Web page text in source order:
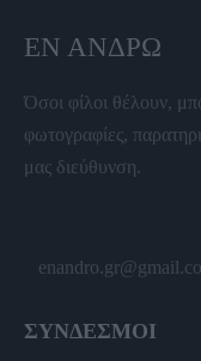
ΕΝ ΆΝΔΡΩ
Όσοι φίλοι θέλουν,
φωτογραφίες,
μας διεύθυνση.
ΣΥΝΔΕΣΜΟΙ